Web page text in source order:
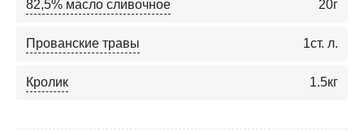
82,5% масло сливочное 20г
Прованские травы 1ст. л.
Кролик 1.5кг